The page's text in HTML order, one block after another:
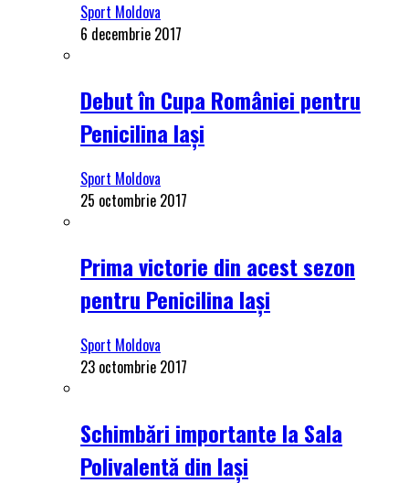
Sport Moldova
6 decembrie 2017
Debut în Cupa României pentru
Penicilina Iași
Sport Moldova
25 octombrie 2017
Prima victorie din acest sezon
pentru Penicilina Iași
Sport Moldova
23 octombrie 2017
Schimbări importante la Sala
Polivalentă din Iași